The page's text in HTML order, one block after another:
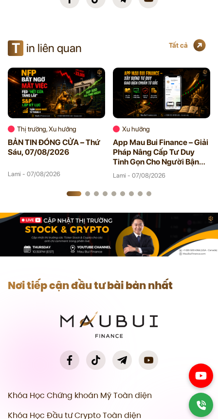
T in liên quan Tất cả
Thị trường, Xu hướng
BẢN TIN ĐÓNG CỬA – Thứ
Sáu, 07/08/2026
Lami - 07/08/2026
Xu hướng
App Mau Bui Finance – Giải
Pháp Nâng Cấp Tư Duy
Tinh Gọn Cho Người Bận
Rộn
Lami - 07/08/2026
Nơi tiếp cận đầu tư bài bản nhất
Khóa Học Chứng khoán Mỹ Toàn diện
Khóa Học Đầu tư Crypto Toàn diện